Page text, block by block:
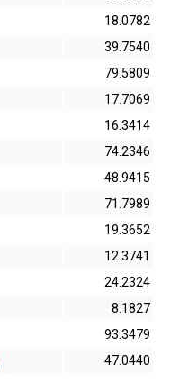
18.0782
39.7540
79.5809
17.7069
16.3414
74.2346
48.9415
71.7989
19.3652
12.3741
24.2324
8.1827
93.3479
47.0440